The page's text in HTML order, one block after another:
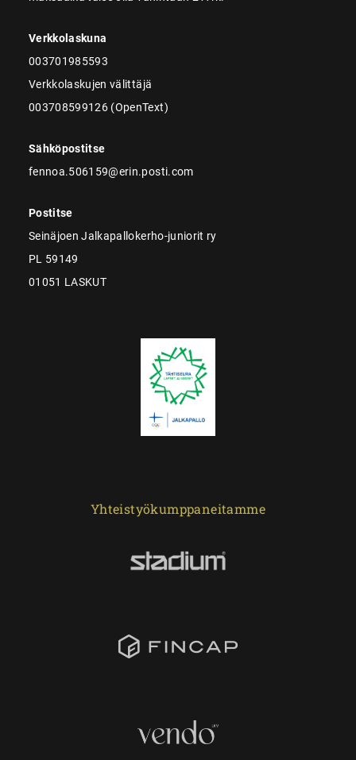
Verkkolaskuna
003701985593
Verkkolaskujen välittäjä
003708599126 (OpenText)
Sähköpostitse
fennoa.506159@erin.posti.com
Postitse
Seinäjoen Jalkapallokerho-juniorit ry
PL 59149
01051 LASKUT
Yhteistyökumppaneitamme